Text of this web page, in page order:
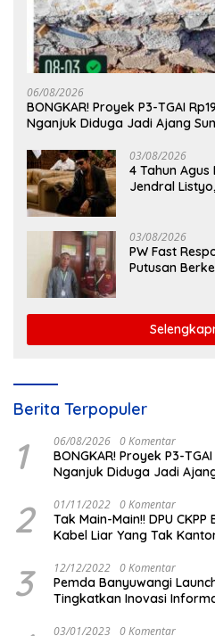
06/08/2026
BONGKAR! Proyek P3-TGAI
Nganjuk Diduga Jadi Ajang
03/08/2026
4 Tahun Agus
Jendral
03/08/2026
PW Fast
Putusan
Berita Terpopuler
1 06/08/2026 0 Komentar
BONGKAR! Proyek P3-
Nganjuk Diduga Jadi
2 01/11/2022 0 Komentar
Tak Main-Main!! DPU
Kabel Liar Yang Tak
3 12/12/2022 0 Komentar
Pemda Banyuwangi
Tingkatkan Inovasi
03/01/2023 0 Komentar